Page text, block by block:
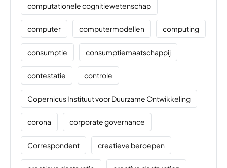
computationele cognitiewetenschap
computer computermodellen computing
consumptie consumptiemaatschappij
contestatie controle
Copernicus Instituut voor Duurzame Ontwikkeling
corona corporate governance
Correspondent creatieve beroepen